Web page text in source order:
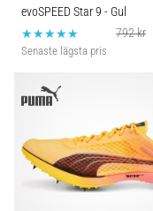
evoSPEED Star 9 - Gul
792 kr
Senaste lägsta pris